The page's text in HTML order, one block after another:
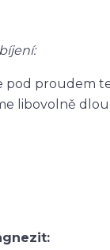
pod proudem
libovolně